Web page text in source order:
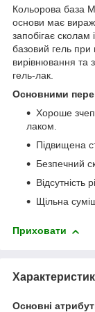
Кольорова база
основи має
запобігає
базовий гель при
вирівнювання та
гель-лак.
Основними
Хороше
лаком.
Підвищена
Безпечний
Відсутність
Щільна
Приховати
Основні